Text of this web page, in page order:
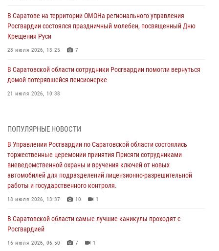
В Саратове на территории ОМОНа регионального управления
Росгвардии состоялся праздничный молебен, посвященный Дню
Крещения Руси
28 июля 2026, 13:25 7
В Саратовской области сотрудники Росгвардии помогли вернуться
домой потерявшейся пенсионерке
21 июля 2026, 10:38
вневедомственной охраны и вручения ключей от новых
автомобилей для подразделений лицензионно-разрешительной
работы и государственного контроля.
18 июля 2026, 13:37 10 1
В Саратовской области самые лучшие каникулы проходят с
Росгвардией
В Саратове сотрудники Росгвардии первыми пришли на помощь к
женщине, попавшей в ДТП из-за возникшего сердечного приступа
ПОПУЛЯРНЫЕ НОВОСТИ
В Управлении Росгвардии по Саратовской области состоялись
торжественные церемонии принятия Присяги сотрудниками
вневедомственной охраны и вручения ключей от новых
автомобилей для подразделений лицензионно-разрешительной
работы и государственного контроля.
18 июля 2026, 13:37 10 1
В Саратовской области самые лучшие каникулы проходят с
Росгвардией
16 июля 2026, 06:50 7 1